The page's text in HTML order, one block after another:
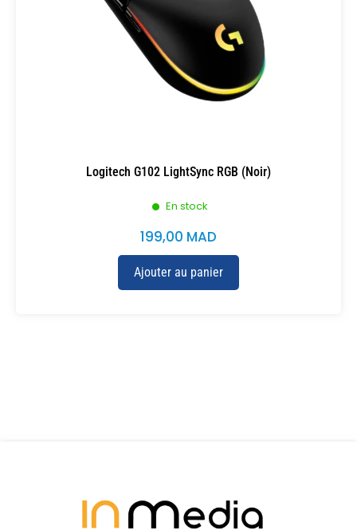
En stock
Logitech G102 LightSync RGB (Noir)
199,00 MAD
Ajouter au panier